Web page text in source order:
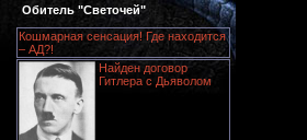
Обитель "Светочей"
Кошмарная сенсация! Где находится
– АД?!
Найден договор
Гитлера с Дьяволом